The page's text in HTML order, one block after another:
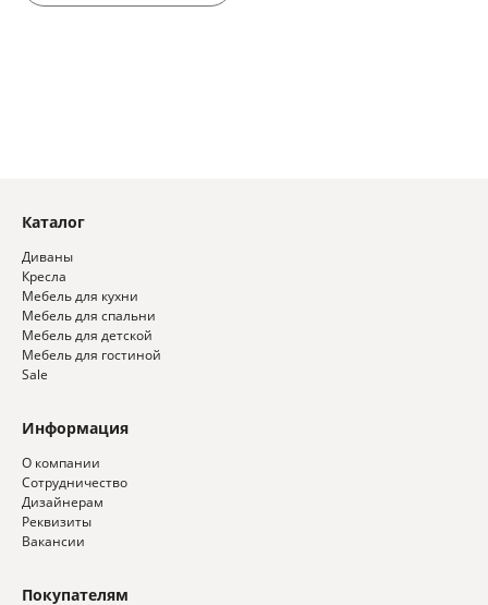
Каталог
Диваны
Кресла
Мебель для кухни
Мебель для спальни
Мебель для детской
Мебель для гостиной
Sale
Информация
О компании
Сотрудничество
Дизайнерам
Реквизиты
Вакансии
Покупателям